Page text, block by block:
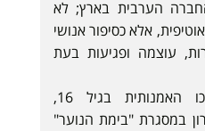
הערבית בארץ; לא
אלא כסיפור אנושי
עוצמה ופגיעות בעת
מסארוה החל את דרכו האמנותית בגיל 16,
במסגרת "בימת הנוער"